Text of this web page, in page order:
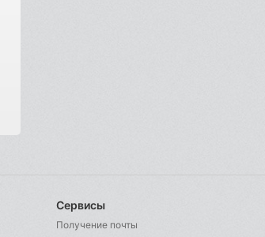
Сервисы
Получение почты